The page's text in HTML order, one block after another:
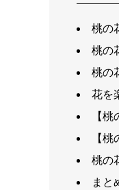
桃の
桃の
桃の
花を
【
【
桃の
まと